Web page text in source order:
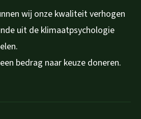
wij onze kwaliteit verhogen
uit de klimaatpsychologie
bedrag naar keuze doneren.